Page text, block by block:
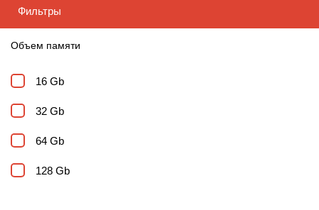
Фильтры
Объем памяти
16 Gb
32 Gb
64 Gb
128 Gb